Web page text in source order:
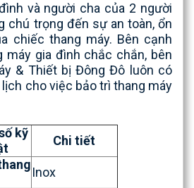
và người cha của 2 người
chú trọng đến sự an toàn, ổn
chiếc thang máy. Bên cạnh
máy gia đình chắc chắn, bên
& Thiết bị Đông Đô luôn có
cho việc bảo trì thang máy
kỹ
Chi tiết
Inox